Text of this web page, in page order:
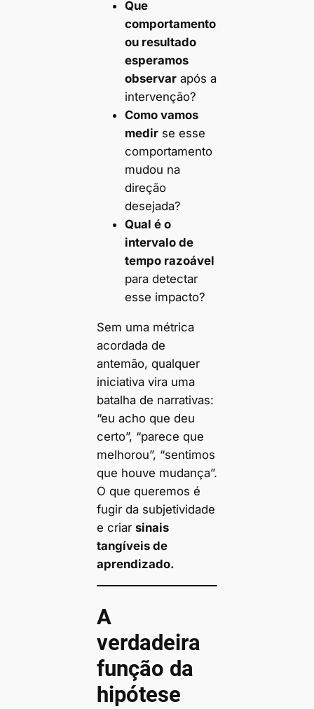
Que
comportamento
ou resultado
esperamos
observarapós a
intervenção?
Como vamos
medirse esse
comportamento
mudou na
direção
desejada?
Qual é o
intervalo de
tempo razoável
para detectar
esse impacto?
Sem uma métrica
acordada de
antemão, qualquer
iniciativa vira uma
batalha de narrativas:
“eu acho que deu
certo”, “parece que
melhorou”, “sentimos
que houve mudança”.
O que queremos é
fugir da subjetividade
e criar sinais
tangíveis de
aprendizado.
A
verdadeira
função da
hipótese